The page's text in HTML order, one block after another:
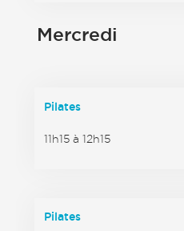
Mercredi
Pilates
11h15 à 12h15
Pilates